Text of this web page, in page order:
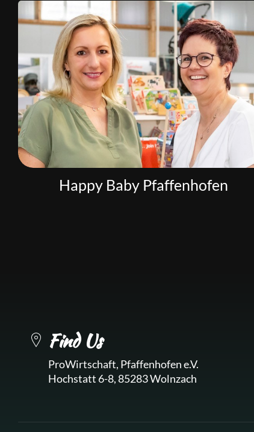
Happy Baby Pfaffenhofen
Find Us
ProWirtschaft, Pfaffenhofen e.V.
Hochstatt 6-8, 85283 Wolnzach